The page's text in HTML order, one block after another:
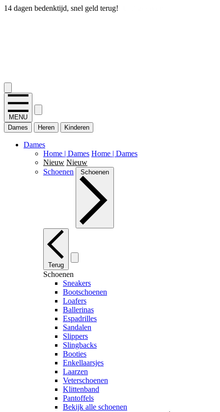
14 dagen bedenktijd, snel geld terug!
MENU
Dames
Heren Kinderen
Dames
Home | Dames Home | Dames
Nieuw Nieuw
Schoenen
Schoenen
Terug
Schoenen
Sneakers
Bootschoenen
Loafers
Ballerinas
Espadrilles
Sandalen
Slippers
Slingbacks
Booties
Enkellaarsjes
Laarzen
Veterschoenen
Klittenband
Pantoffels
Bekijk alle schoenen